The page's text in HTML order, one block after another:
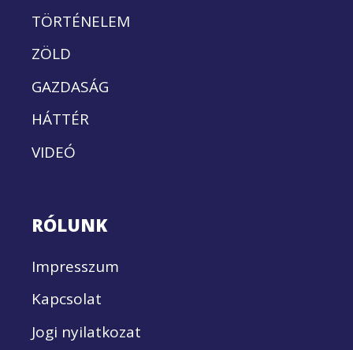
TÖRTÉNELEM
ZÖLD
GAZDASÁG
HÁTTÉR
VIDEÓ
RÓLUNK
Impresszum
Kapcsolat
Jogi nyilatkozat